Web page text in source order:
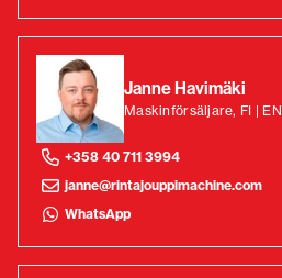
Janne Havimäki
Maskinförsäljare, FI | EN
+358 40 711 3994
janne@rintajouppimachine.com
WhatsApp